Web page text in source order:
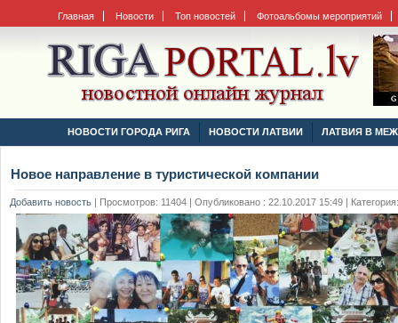
Главная Новости Топ новостей Фотоальбомы мероприятий
НОВОСТИ ГОРОДА РИГА НОВОСТИ ЛАТВИИ ЛАТВИЯ В
Новое направление в туристической компании
Добавить новость | Просмотров: 11404 | Опубликовано : 22.10.2017 15:49 | Категория: